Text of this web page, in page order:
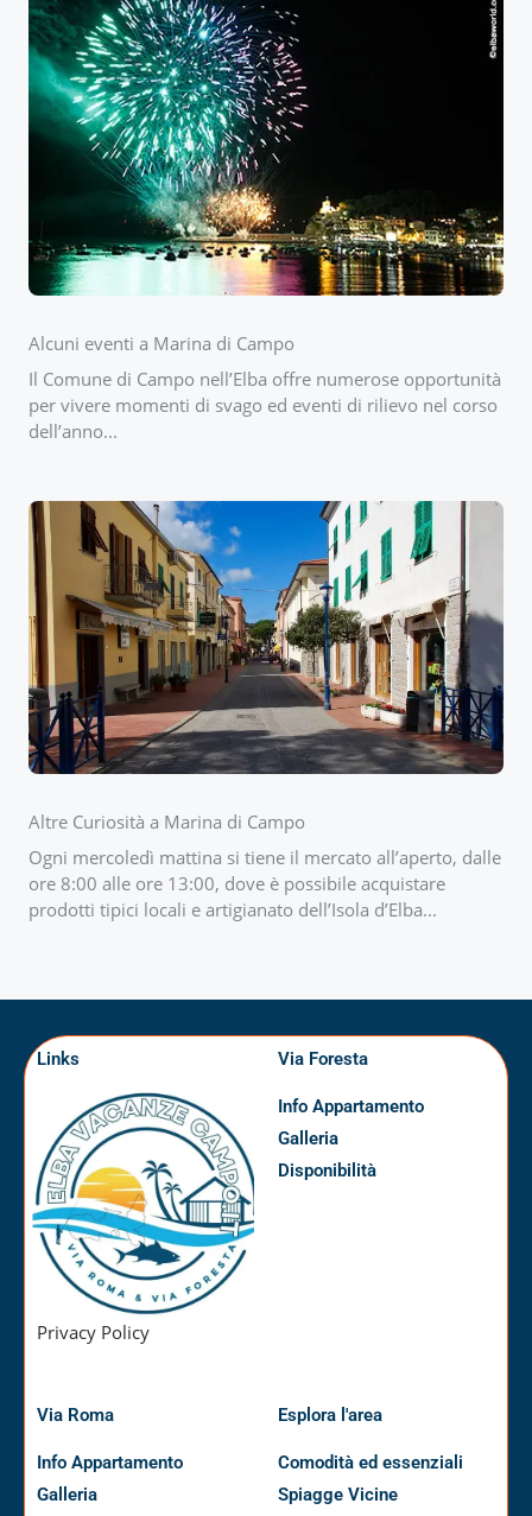
Alcuni eventi a Marina di Campo
Il Comune di Campo nell’Elba offre numerose opportunità
per vivere momenti di svago ed eventi di rilievo nel corso
dell’anno...
Altre Curiosità a Marina di Campo
Ogni mercoledì mattina si tiene il mercato all’aperto, dalle
ore 8:00 alle ore 13:00, dove è possibile acquistare
prodotti tipici locali e artigianato dell’Isola d’Elba...
Links
Privacy Policy
Via Foresta
Info Appartamento
Galleria
Disponibilità
Via Roma
Info Appartamento
Galleria
Esplora l'area
Comodità ed essenziali
Spiagge Vicine